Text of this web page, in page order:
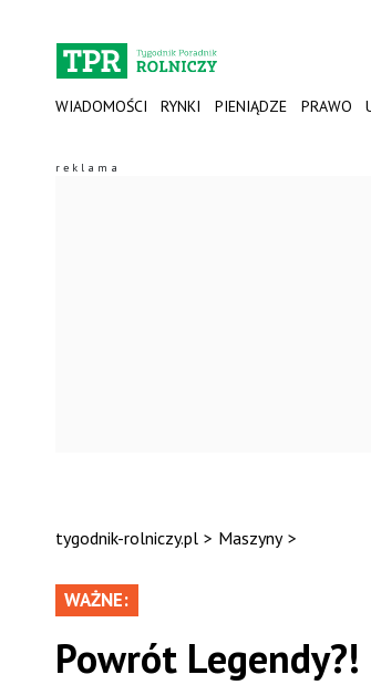
WIADOMOŚCI RYNKI PIENIĄDZE PRAWO
tygodnik-rolniczy.pl > Maszyny >
WAŻNE:
Powrót